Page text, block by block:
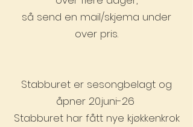
så send en mail/skjema under
over pris.
Stabburet er sesongbelagt og
åpner 20.juni-26
Stabburet har fått nye kjøkkenkrok